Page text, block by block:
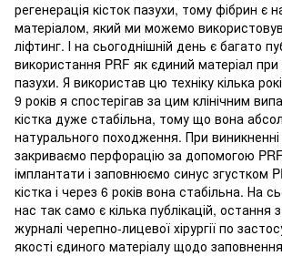
регенерація кісток пазухи, тому фібрин є
матеріалом, який ми можемо
ліфтинг. І на сьогоднішній день є багато
використання PRF як єдиний матеріал при
пазухи. Я використав цю техніку кілька
9 років я спостерігав за цим клінічним
кістка дуже стабільна, тому що вона
натурального походження. При
закриваємо перфорацію за допомогою
імплантати і заповнюємо синус згустком
кістка і через 6 років вона стабільна. На
нас так само є кілька публікацій, остання
журналі черепно-лицевої хірургії по
якості єдиного матеріалу щодо